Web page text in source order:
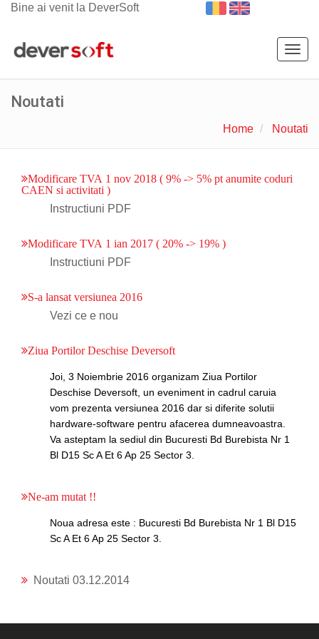
Bine ai venit la DeverSoft
Noutati
Home Noutati
Modificare TVA 1 nov 2018 ( 9% -> 5% pt anumite coduri
CAEN si activitati )
Instructiuni PDF
Modificare TVA 1 ian 2017 ( 20% -> 19% )
Instructiuni PDF
S-a lansat versiunea 2016
Vezi ce e nou
Ziua Portilor Deschise Deversoft
Joi, 3 Noiembrie 2016 organizam Ziua Portilor
Deschise Deversoft, un eveniment in cadrul caruia
vom prezenta versiunea 2016 dar si diferite solutii
hardware-software pentru afacerea dumneavoastra.
Va asteptam la sediul din Bucuresti Bd Burebista Nr 1
Bl D15 Sc A Et 6 Ap 25 Sector 3.
Ne-am mutat !!
Noua adresa este : Bucuresti Bd Burebista Nr 1 Bl D15
Sc A Et 6 Ap 25 Sector 3.
Noutati 03.12.2014